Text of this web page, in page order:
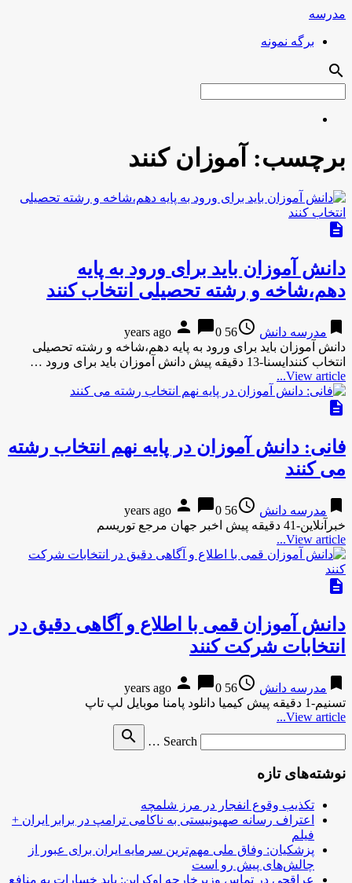
مدرسه
برگه نمونه
search
برچسب: آموزان کنند
description
دانش آموزان باید برای ورود به پایه
دهم،شاخه و رشته تحصیلی انتخاب کنند
bookmark مدرسه دانش access_time
56 years ago
person chat_bubble0
دانش آموزان باید برای ورود به پایه دهم،شاخه و رشته تحصیلی
انتخاب کنندایسنا-13 دقیقه پیش دانش آموزان باید برای ورود …
View article...
description
فانی: دانش آموزان در پایه نهم انتخاب رشته
می کنند
bookmark مدرسه دانش access_time
56 years ago
person chat_bubble0
خبرآنلاین-41 دقیقه پیش اخبر جهان مرجع توریسم
View article...
description
دانش آموزان قمی با اطلاع و آگاهی دقیق در
انتخابات شرکت کنند
bookmark مدرسه دانش access_time
56 years ago
person chat_bubble0
تسنیم-1 دقیقه پیش کیمیا دانلود پامنا موبایل لپ تاپ
View article...
Search …
search
نوشته‌های تازه
تکذیب وقوع انفجار در مرز شلمچه
اعتراف رسانه صهیونیستی به ناکامی ترامپ در برابر ایران +
فیلم
پزشکیان: وفاق ملی مهم‌ترین سرمایه ایران برای عبور از
چالش‌های پیش رو است
عراقچی در تماس وزیرخارجه اوکراین: باید خسارات به منافع